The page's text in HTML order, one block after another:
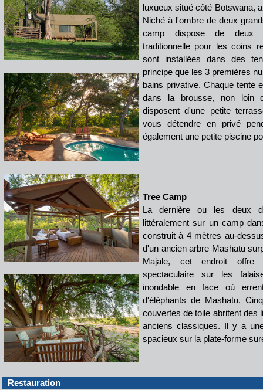
luxueux situé côté Botswana,
Niché à l'ombre de deux
camp dispose de deux
traditionnelle pour les coins
sont installées dans des
principe que les 3 premières
bains privative. Chaque tente
dans la brousse, non loin
disposent d'une petite
vous détendre en privé
également une petite piscine
Tree Camp
La dernière ou les deux
littéralement sur un camp
construit à 4 mètres au-
d'un ancien arbre Mashatu
Majale, cet endroit offre
spectaculaire sur les
inondable en face où
d'éléphants de Mashatu.
couvertes de toile abritent des
anciens classiques. Il y a
spacieux sur la plate-forme
Restauration